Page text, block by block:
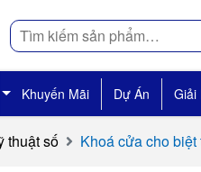
Tìm
kiếm
Khuyến Mãi Dự Án Giải
thuật số Khoá cửa cho biệt